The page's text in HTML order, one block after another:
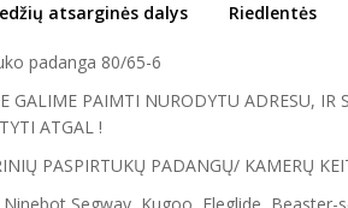
atsarginės dalys Riedlentės
prašom susisiekti telefonu
padanga 80/65-6
GALIME PAIMTI NURODYTU ADRESU, IR
ATGAL !
PASPIRTUKŲ PADANGŲ/ KAMERŲ